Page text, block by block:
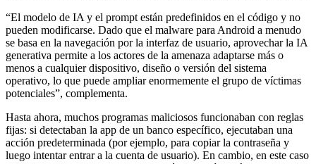
“El modelo de IA y el prompt están predefinidos en el código y no
pueden modificarse. Dado que el malware para Android a menudo
se basa en la navegación por la interfaz de usuario, aprovechar la IA
generativa permite a los actores de la amenaza adaptarse más o
menos a cualquier dispositivo, diseño o versión del sistema
operativo, lo que puede ampliar enormemente el grupo de víctimas
potenciales”, complementa.
Hasta ahora, muchos programas maliciosos funcionaban con reglas
fijas: si detectaban la app de un banco específico, ejecutaban una
acción predeterminada (por ejemplo, para copiar la contraseña y
luego intentar entrar a la cuenta de usuario). En cambio, en este caso